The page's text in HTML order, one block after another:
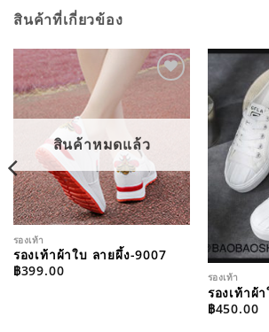
สินค้าที่เกี่ยวข้อง
สินค้าหมดแล้ว
รองเท้า
รองเท้าผ้าใบ ลายผึ้ง-9007
฿399.00 รองเท้า
รองเท้าผ้
฿450.00